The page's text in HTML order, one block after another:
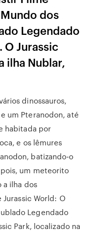
dos
Legendado
O Jurassic
ilha Nublar,
dinossauros,
um Pteranodon, até
habitada por
e os lêmures
batizando-o
um meteorito
ilha dos
Jurassic World: O
Legendado
Park, localizado na